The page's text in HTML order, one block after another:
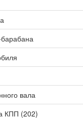
вала
КПП (202)